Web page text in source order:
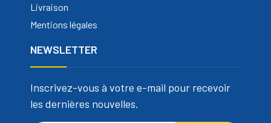
Livraison
Mentions légales
NEWSLETTER
Inscrivez-vous à votre e-mail pour recevoir
les dernières nouvelles.